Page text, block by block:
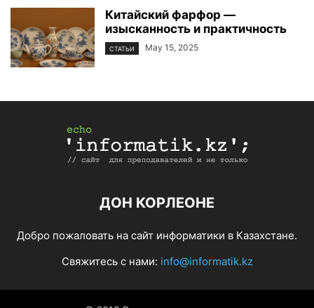
Китайский фарфор —
изысканность и практичность
СТАТЬИ May 15, 2025
ДОН КОРЛЕОНЕ
Добро пожаловать на сайт информатики в Казахстане.
Свяжитесь с нами: info@informatik.kz